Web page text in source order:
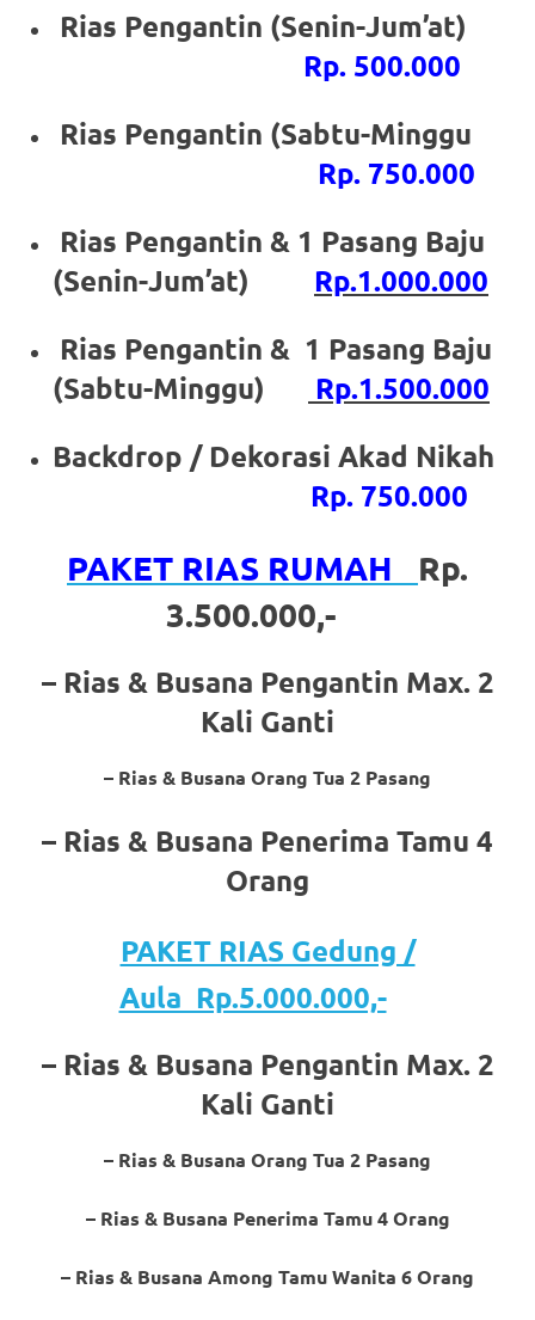
right
now
https://www.domainwatches.com
the
website
fake
rolex.
content
https://
https://www.gameswatches.com
wonderful
good
replica
Rias Pengantin (Senin-Jum’at)
Rp. 500.000
Rias Pengantin (Sabtu-Minggu
Rp. 750.000
Rias Pengantin & 1 Pasang Baju
(Senin-Jum’at) Rp.1.000.000
Rias Pengantin & 1 Pasang Baju
(Sabtu-Minggu)
Rp.1.500.000
Backdrop / Dekorasi Akad Nikah
Rp. 750.000
PAKET RIAS RUMAH
Rp.
3.500.000,-
– Rias & Busana Pengantin Max. 2
Kali Ganti
– Rias & Busana Orang Tua 2 Pasang
– Rias & Busana Penerima Tamu 4
Orang
PAKET RIAS Gedung /
Aula Rp.5.000.000,-
– Rias & Busana Pengantin Max. 2
Kali Ganti
– Rias & Busana Orang Tua 2 Pasang
– Rias & Busana Penerima Tamu 4 Orang
– Rias & Busana Among Tamu Wanita 6 Orang